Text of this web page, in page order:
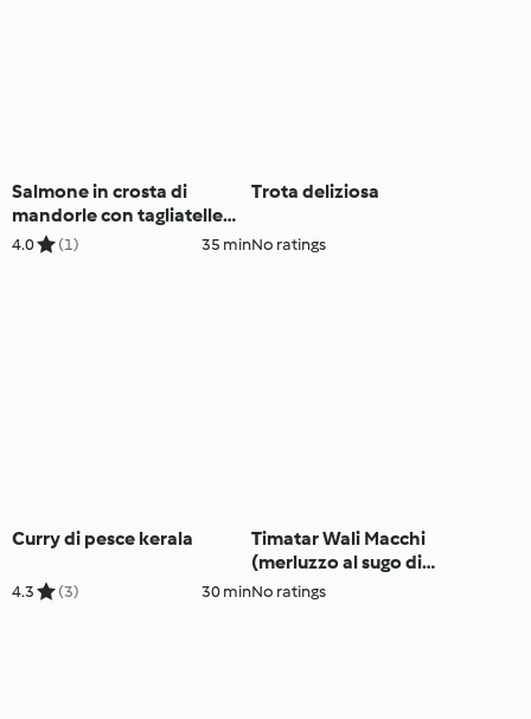
Salmone in crosta di
mandorle con tagliatelle
agli asparagi
4.0 (1) 35 min
Trota deliziosa
No ratings
Curry di pesce kerala
4.3 (3) 30 min
Timatar Wali Macchi
(merluzzo al sugo di
pomodoro)
No ratings